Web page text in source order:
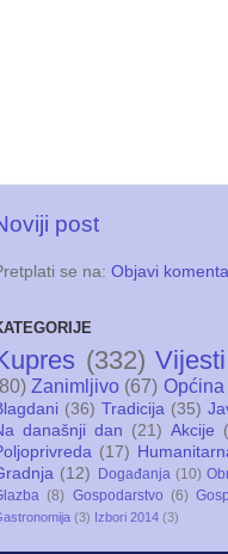
post
se na: Objavi
(332) Vijesti
Zanimljivo (67)
(36) Tradicija (35)
današnji dan (21) Akcije
(17)
(12) Događanja (10)
(8) Gospodarstvo (6)
(3) Izbori 2014 (3)